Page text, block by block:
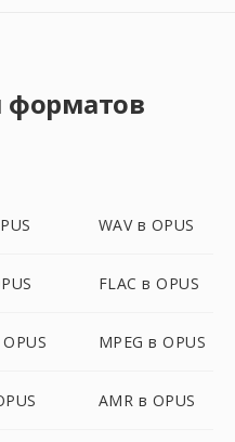
форматов
WAV в OPUS
FLAC в OPUS
MPEG в OPUS
AMR в OPUS